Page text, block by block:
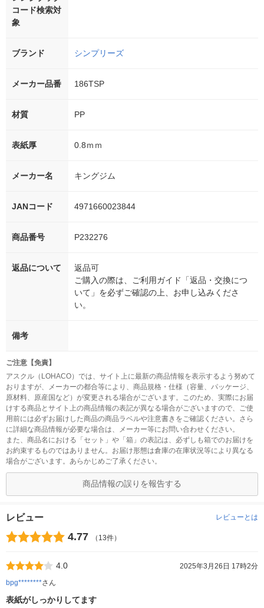
コード検索対
象
ブランド シンプリーズ
メーカー品番 186TSP
材質 PP
表紙厚 0.8ｍｍ
メーカー名 キングジム
JANコード 4971660023844
商品番号 P232276
返品について
返品可
ご購入の際は、ご利用ガイド「返品・交換につ
いて」を必ずご確認の上、お申し込みくださ
い。
備考
ご注意【免責】
アスクル（LOHACO）では、サイト上に最新の商品情報を表示するよう努めて
おりますが、メーカーの都合等により、商品規格・仕様（容量、パッケージ、
原材料、原産国など）が変更される場合がございます。このため、実際にお届
けする商品とサイト上の商品情報の表記が異なる場合がございますので、ご使
用前には必ずお届けした商品の商品ラベルや注意書きをご確認ください。さら
に詳細な商品情報が必要な場合は、メーカー等にお問い合わせください。
また、商品名における「セット」や「箱」の表記は、必ずしも箱でのお届けを
お約束するものではありません。お届け形態は倉庫の在庫状況等により異なる
場合がございます。あらかじめご了承ください。
商品情報の誤りを報告する
レビュー レビューとは
4.77 （13件）
4.0
2025年3月26日 17時2分
bpg********さん
表紙がしっかりしてます